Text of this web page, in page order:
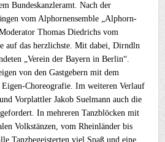
Bundeskanzleramt. Nach der
vom Alphornensemble „Alphorn-
Thomas Diedrichs vom
auf das herzlichste. Mit dabei, Dirndln
„Verein der Bayern in Berlin“.
von den Gastgebern mit dem
Choreografie. Im weiteren Verlauf
Vorplattler Jakob Suelmann auch die
In mehreren Tanzblöcken mit
Volkstänzen, vom Rheinländer bis
Tanzbegeisterten viel Spaß und eine